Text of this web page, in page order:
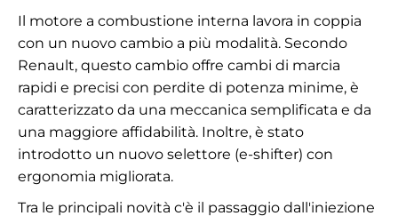
Il motore a combustione interna lavora in coppia
con un nuovo cambio a più modalità. Secondo
Renault, questo cambio offre cambi di marcia
rapidi e precisi con perdite di potenza minime, è
caratterizzato da una meccanica semplificata e da
una maggiore affidabilità. Inoltre, è stato
introdotto un nuovo selettore (e-shifter) con
ergonomia migliorata.
Tra le principali novità c'è il passaggio dall'iniezione